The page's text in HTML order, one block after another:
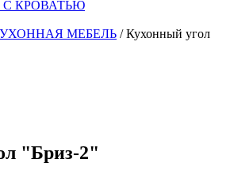
С КРОВАТЬЮ
МЕБЕЛЬ / Кухонный угол
"Бриз-2"